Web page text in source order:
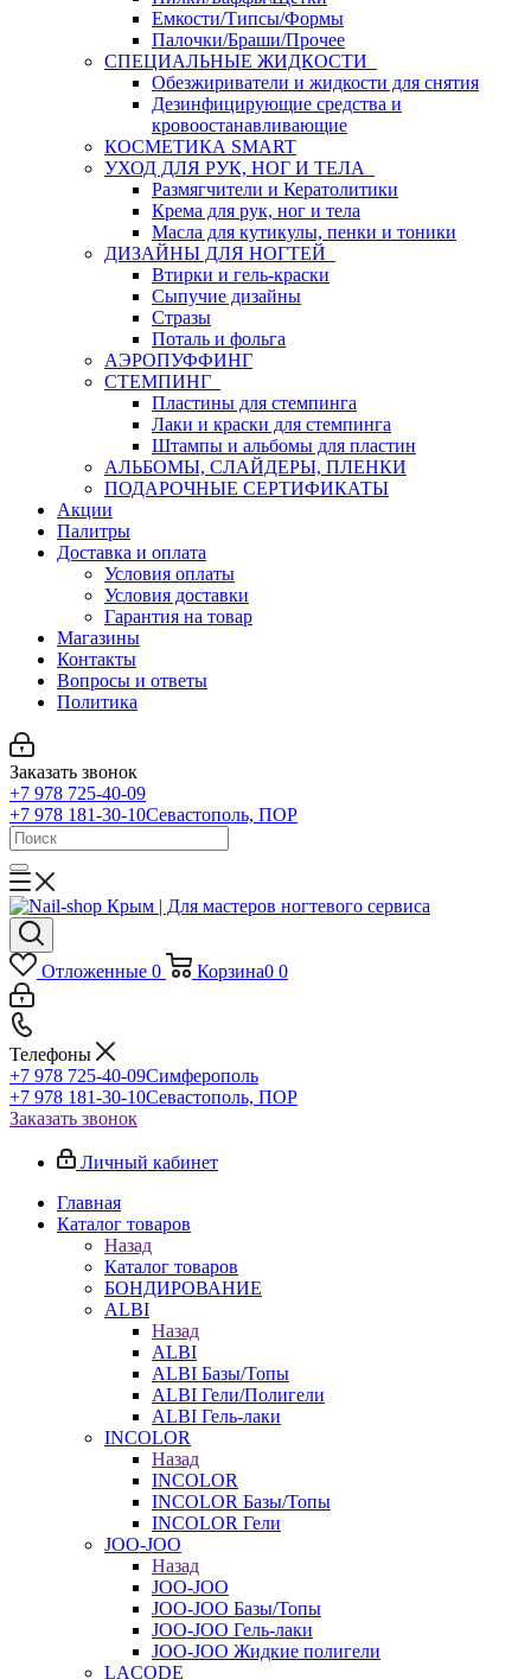
Емкости/Типсы/Формы
Палочки/Браши/Прочее
СПЕЦИАЛЬНЫЕ ЖИДКОСТИ
Обезжириватели и жидкости для снятия
Дезинфицирующие средства и
кровоостанавливающие
КОСМЕТИКА SMART
УХОД ДЛЯ РУК, НОГ И ТЕЛА
Размягчители и Кератолитики
Крема для рук, ног и тела
Масла для кутикулы, пенки и тоники
ДИЗАЙНЫ ДЛЯ НОГТЕЙ
Втирки и гель-краски
Сыпучие дизайны
Стразы
Поталь и фольга
АЭРОПУФФИНГ
СТЕМПИНГ
Пластины для стемпинга
Лаки и краски для стемпинга
Штампы и альбомы для пластин
АЛЬБОМЫ, СЛАЙДЕРЫ, ПЛЕНКИ
ПОДАРОЧНЫЕ СЕРТИФИКАТЫ
Акции
Палитры
Доставка и оплата
Условия оплаты
Условия доставки
Гарантия на товар
Магазины
Контакты
Вопросы и ответы
Политика
Заказать звонок
+7 978 725-40-09
+7 978 181-30-10Севастополь, ПОР
Отложенные 0 Корзина0 0
Телефоны
+7 978 725-40-09Симферополь
+7 978 181-30-10Севастополь, ПОР
Заказать звонок
Личный кабинет
Главная
Каталог товаров
Назад
Каталог товаров
БОНДИРОВАНИЕ
ALBI
Назад
ALBI
ALBI Базы/Топы
ALBI Гели/Полигели
ALBI Гель-лаки
INCOLOR
Назад
INCOLOR
INCOLOR Базы/Топы
INCOLOR Гели
JOO-JOO
Назад
JOO-JOO
JOO-JOO Базы/Топы
JOO-JOO Гель-лаки
JOO-JOO Жидкие полигели
LACODE